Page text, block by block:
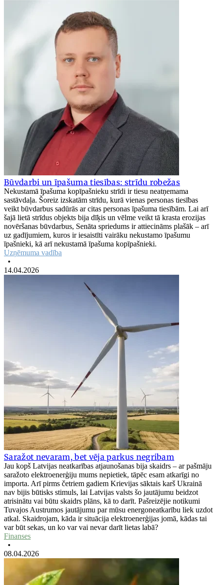
Būvdarbi un īpašuma tiesības: strīdu robežas
Nekustamā īpašuma kopīpašnieku strīdi ir tiesu neatņemama
sastāvdaļa. Šoreiz izskatām strīdu, kurā vienas personas tiesības
veikt būvdarbus sadūrās ar citas personas īpašuma tiesībām. Lai arī
šajā lietā strīdus objekts bija dīķis un vēlme veikt tā krasta erozijas
novēršanas būvdarbus, Senāta spriedums ir attiecināms plašāk – arī
uz gadījumiem, kuros ir iesaistīti vairāku nekustamo īpašumu
īpašnieki, kā arī nekustamā īpašuma kopīpašnieki.
Uzņēmuma vadība
•
14.04.2026
Saražot nevaram, bet vēja parkus negribam
Jau kopš Latvijas neatkarības atjaunošanas bija skaidrs – ar pašmāju
saražoto elektroenerģiju mums nepietiek, tāpēc esam atkarīgi no
importa. Arī pirms četriem gadiem Krievijas sāktais karš Ukrainā
nav bijis būtisks stimuls, lai Latvijas valsts šo jautājumu beidzot
atrisinātu vai būtu skaidrs plāns, kā to darīt. Pašreizējie notikumi
Tuvajos Austrumos jautājumu par mūsu energoneatkarību liek uzdot
atkal. Skaidrojam, kāda ir situācija elektroenerģijas jomā, kādas tai
var būt sekas, un ko var vai nevar darīt lietas labā?
Finanses
•
08.04.2026